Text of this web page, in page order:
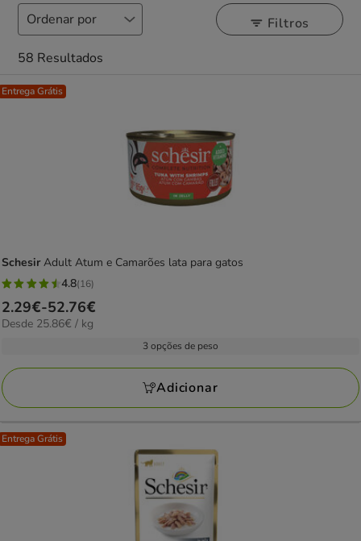
Filtros
58 Resultados
Entrega Grátis
SchesirAdult Atum e Camarões lata para gatos
4.8
estrelas
com
avaliações
4.8(16)
Preço
de
52.76€
2.29€-52.76€
25.86€
Desde 25.86€ / kg
3 opções de peso
Adicionar
Entrega Grátis